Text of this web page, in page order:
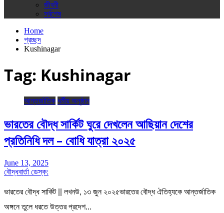
জীবনী
সর্বশেষ
Home
প্রচ্ছদ
Kushinagar
Tag: Kushinagar
আন্তর্জাতিক ধর্মীয় অনুষ্ঠান
ভারতের বৌদ্ধ সার্কিট ঘুরে দেখলেন আছিয়ান দেশের
প্রতিনিধি দল – বোধি যাত্রা ২০২৫
June 13, 2025
বৌদ্ধবার্তা ডেস্ক:
ভারতের বৌদ্ধ সার্কিট || লখনউ, ১৩ জুন ২০২৫ভারতের বৌদ্ধ ঐতিহ্যকে আন্তর্জাতিক
অঙ্গনে তুলে ধরতে উত্তর প্রদেশ…